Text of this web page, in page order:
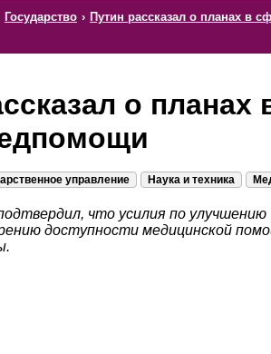
Государство › Путин рассказал о планах в
о планах
управление Наука и техника
что усилия по улучшению
доступности медицинской